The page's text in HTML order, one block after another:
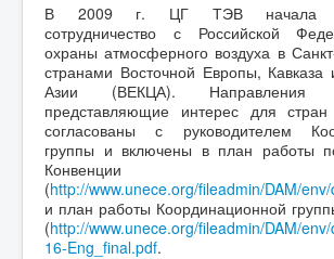
В 2009 г. ЦГ ТЭВ начала
сотрудничество с Российской
охраны атмосферного воздуха в
странами Восточной Европы, Кавказа
Азии (ВЕКЦА). Направления
представляющие интерес для
согласованы с руководителем
группы и включены в план работы
Конвенции
(http://www.unece.org/fileadmin/DAM/
и план работы Координационной
(http://www.unece.org/fileadmin/DAM/
16-Eng_final.pdf.